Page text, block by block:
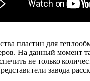
пластин для
На данный момент
не только
завода